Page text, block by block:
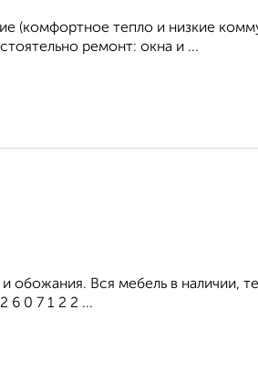
(комфортное тепло и низкие
ремонт: окна и ...
обожания. Вся мебель в наличии,
6 0 7 1 2 2 ...